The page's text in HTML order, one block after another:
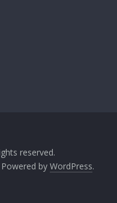
reserved.
by WordPress.